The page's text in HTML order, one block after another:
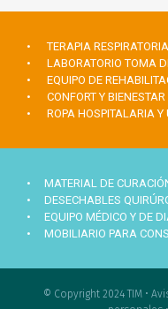
• TERAPIA RESPIRATORIA
• LABORATORIO TOMA
• EQUIPO DE
• CONFORT Y BIENESTAR
• ROPA HOSPITALARIA Y
• MATERIAL DE
• DESECHABLES
• EQUIPO MÉDICO Y DE
• MOBILIARIO PARA
© Copyright 2024 TIM •